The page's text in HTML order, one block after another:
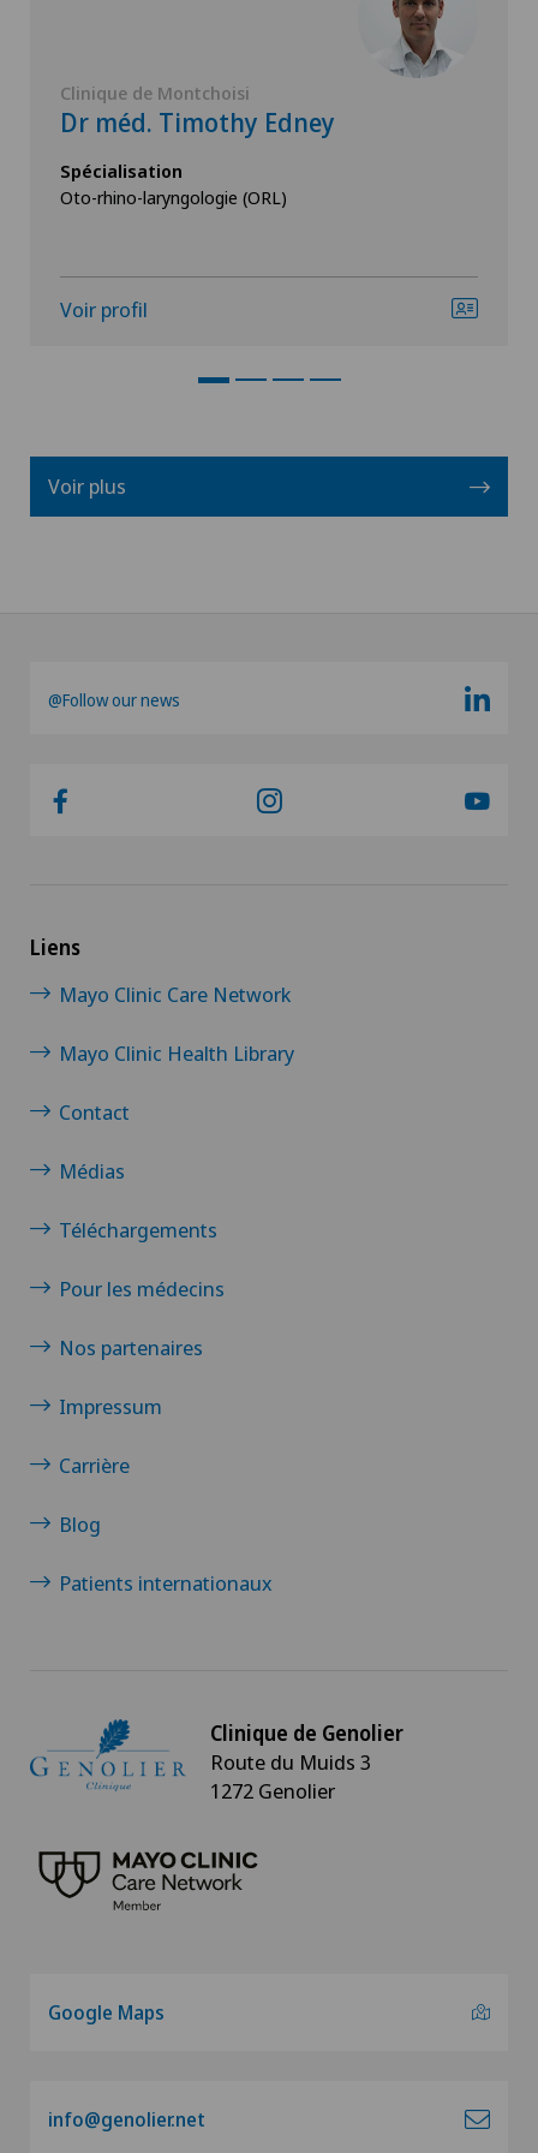
Clinique de Montchoisi
Dr méd. Timothy Edney
Spécialisation
Oto-rhino-laryngologie (ORL)
Voir profil
Voir plus
@Follow our news
Liens
Mayo Clinic Care Network
Mayo Clinic Health Library
Contact
Médias
Téléchargements
Pour les médecins
Nos partenaires
Impressum
Carrière
Blog
Patients internationaux
Clinique de Genolier
Route du Muids 3
1272 Genolier
Google Maps
info@genolier.net